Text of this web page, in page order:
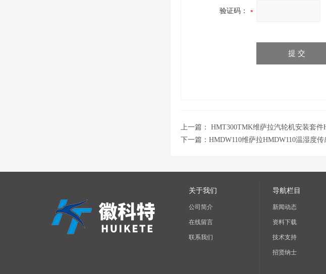
验证码：
上一篇： HMT300TMK维萨拉汽轮机安装套
下一篇： HMDW110维萨拉HMDW110温湿度
关于我们
公司简介
在线留言
联系我们
导航栏目
新闻动态
资料下载
技术支持
招贤纳士